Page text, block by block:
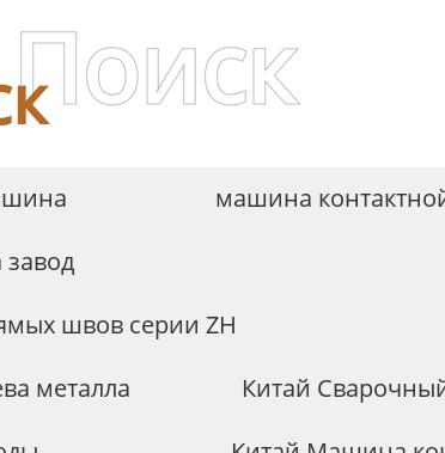
машина
швов серии ZH
металла
Китай